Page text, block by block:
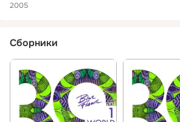
2005
Сборники